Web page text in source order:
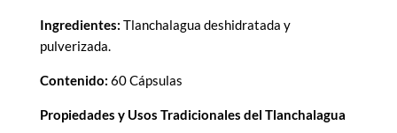
Ingredientes: Tlanchalagua deshidratada y
pulverizada.
Contenido: 60 Cápsulas
Propiedades y Usos Tradicionales del Tlanchalagua